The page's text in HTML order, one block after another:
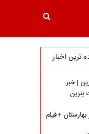
ترین اخبار
| خبر
بنزین
+فیلم